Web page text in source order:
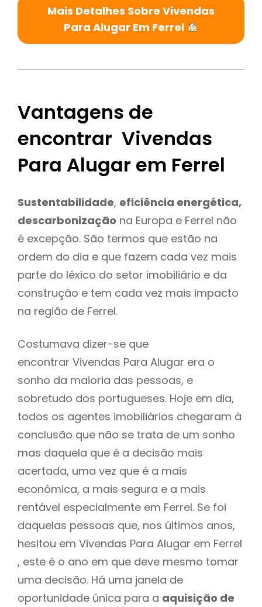
Mais Detalhes Sobre Vivendas
Para Alugar Em Ferrel
Vantagens de
encontrar Vivendas
Para Alugar em Ferrel
Sustentabilidade, eficiência energética,
descarbonização na Europa e Ferrel não
é excepção. São termos que estão na
ordem do dia e que fazem cada vez mais
parte do léxico do setor imobiliário e da
construção e tem cada vez mais impacto
na região de Ferrel.
Costumava dizer-se que
encontrar Vivendas Para Alugar era o
sonho da maioria das pessoas, e
sobretudo dos portugueses. Hoje em dia,
todos os agentes imobiliários chegaram à
conclusão que não se trata de um sonho
mas daquela que é a decisão mais
acertada, uma vez que é a mais
económica, a mais segura e a mais
rentável especialmente em Ferrel. Se foi
daquelas pessoas que, nos últimos anos,
hesitou em Vivendas Para Alugar em Ferrel
, este é o ano em que deve mesmo tomar
uma decisão. Há uma janela de
oportunidade única para a aquisição de